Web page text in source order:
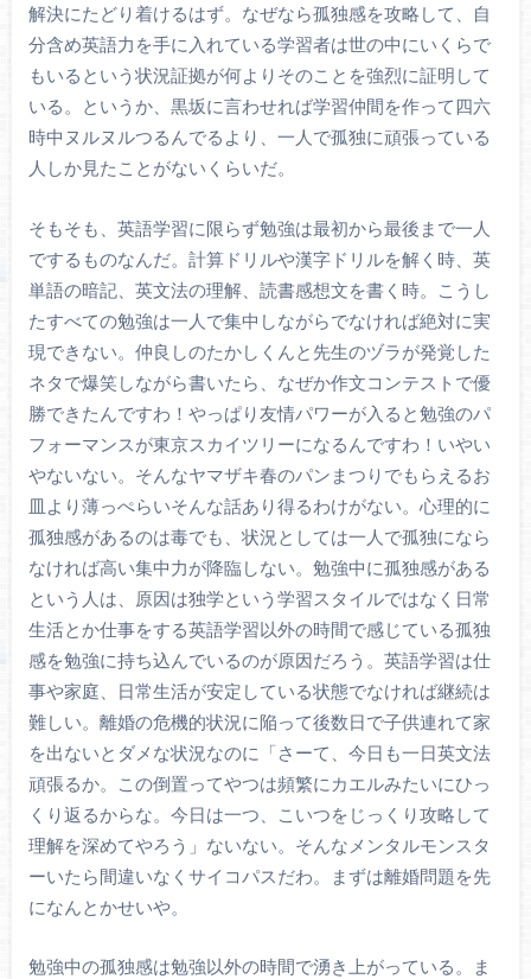
解決にたどり着けるはず。なぜなら孤独感を攻略して、自
分含め英語力を手に入れている学習者は世の中にいくらで
もいるという状況証拠が何よりそのことを強烈に証明して
いる。というか、黒坂に言わせれば学習仲間を作って四六
時中ヌルヌルつるんでるより、一人で孤独に頑張っている
人しか見たことがないくらいだ。
そもそも、英語学習に限らず勉強は最初から最後まで一人
でするものなんだ。計算ドリルや漢字ドリルを解く時、英
単語の暗記、英文法の理解、読書感想文を書く時。こうし
たすべての勉強は一人で集中しながらでなければ絶対に実
現できない。仲良しのたかしくんと先生のヅラが発覚した
ネタで爆笑しながら書いたら、なぜか作文コンテストで優
勝できたんですわ！やっぱり友情パワーが入ると勉強のパ
フォーマンスが東京スカイツリーになるんですわ！いやい
やないない。そんなヤマザキ春のパンまつりでもらえるお
皿より薄っぺらいそんな話あり得るわけがない。心理的に
孤独感があるのは毒でも、状況としては一人で孤独になら
なければ高い集中力が降臨しない。勉強中に孤独感がある
という人は、原因は独学という学習スタイルではなく日常
生活とか仕事をする英語学習以外の時間で感じている孤独
感を勉強に持ち込んでいるのが原因だろう。英語学習は仕
事や家庭、日常生活が安定している状態でなければ継続は
難しい。離婚の危機的状況に陥って後数日で子供連れて家
を出ないとダメな状況なのに「さーて、今日も一日英文法
頑張るか。この倒置ってやつは頻繁にカエルみたいにひっ
くり返るからな。今日は一つ、こいつをじっくり攻略して
理解を深めてやろう」ないない。そんなメンタルモンスタ
ーいたら間違いなくサイコパスだわ。まずは離婚問題を先
になんとかせいや。
勉強中の孤独感は勉強以外の時間で湧き上がっている。ま